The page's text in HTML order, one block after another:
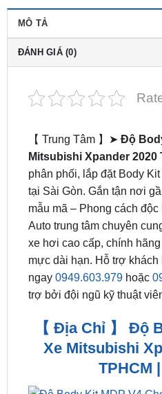
ĐÁNH GIÁ (0)
【 Trung Tâm 】➤Độ
Mitsubishi Xpander 2020
phân phối, lắp đặt Body
tại Sài Gòn. Gắn tận nơi
mẫu mã – Phong cách độc
Auto trung tâm chuyên
xe hơi cao cấp, chính hãng
ngay0949.603.979 hoặc
trợ bởi đội ngũ kỹ thuật
【 Địa Chỉ 】 Độ